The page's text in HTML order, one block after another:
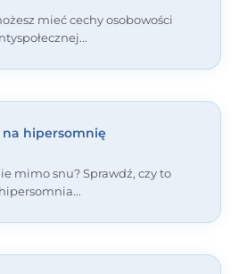
mieć cechy osobowości
na hipersomnię
mimo snu? Sprawdź, czy to
hipersomnia